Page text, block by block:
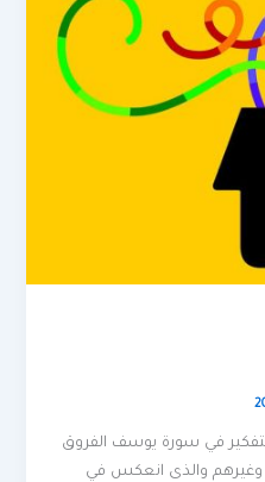
في سورة يوسف الفروق
وغيرهم والذى انعكس في